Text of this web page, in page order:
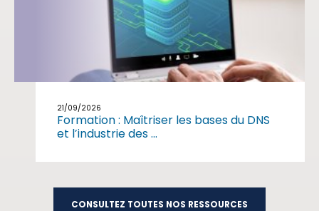
21/09/2026
Formation : Maîtriser les bases du DNS
et l’industrie des ...
CONSULTEZ TOUTES NOS RESSOURCES